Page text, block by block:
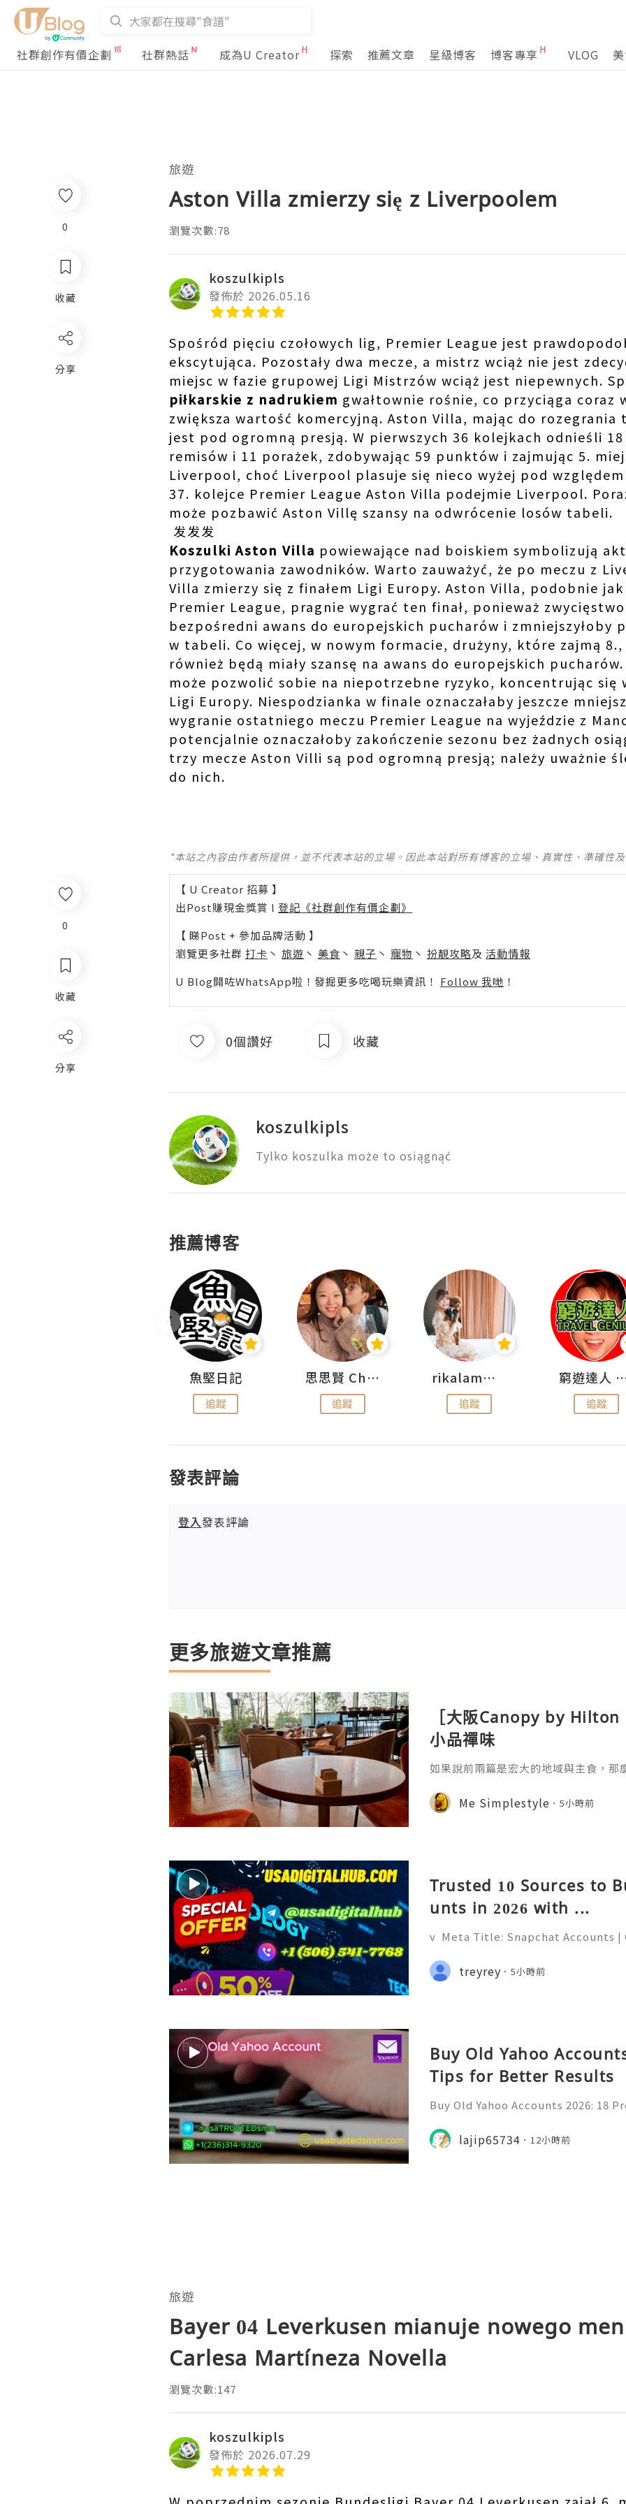
社群創作有價企劃 社群熱話 成為U Creator 探索 推薦文章 星級博客 博客專享 VLOG
0
收藏
分享
旅遊
Aston Villa zmierzy się z Liverpoolem
瀏覽次數:78
koszulkipls
發佈於 2026.05.16
Spośród pięciu czołowych lig, Premier League jest
ekscytująca. Pozostały dwa mecze, a mistrz wciąż nie jest
miejsc w fazie grupowej Ligi Mistrzów wciąż jest niepewnych.
piłkarskie z nadrukiem gwałtownie rośnie, co przyciąga coraz
zwiększa wartość komercyjną. Aston Villa, mając do rozegrania
jest pod ogromną presją. W pierwszych 36 kolejkach odnieśli
remisów i 11 porażek, zdobywając 59 punktów i zajmując 5.
Liverpool, choć Liverpool plasuje się nieco wyżej pod
37. kolejce Premier League Aston Villa podejmie Liverpool.
może pozbawić Aston Villę szansy na odwrócenie losów tabeli.
发发发
Koszulki Aston Villa powiewające nad boiskiem symbolizują
przygotowania zawodników. Warto zauważyć, że po meczu z
Villa zmierzy się z finałem Ligi Europy. Aston Villa, podobnie
Premier League, pragnie wygrać ten finał, ponieważ
bezpośredni awans do europejskich pucharów i zmniejszyłoby
w tabeli. Co więcej, w nowym formacie, drużyny, które zajmą
również będą miały szansę na awans do europejskich
może pozwolić sobie na niepotrzebne ryzyko, koncentrując się
Ligi Europy. Niespodzianka w finale oznaczałaby jeszcze
wygranie ostatniego meczu Premier League na wyjeździe z
potencjalnie oznaczałoby zakończenie sezonu bez żadnych
trzy mecze Aston Villi są pod ogromną presją; należy uważnie
do nich.
*本站之內容由作者所提供，並不代表本站的立場。因此本站對所有博客的立場、真實性、準確性
【 U Creator 招募 】
出Post賺現金獎賞 l 登記《社群創作有價企劃》
【 睇Post + 參加品牌活動 】
瀏覽更多社群 打卡 丶 旅遊 丶 美食 丶 親子 丶 寵物 丶 扮靚攻略及 活動情報
U Blog開咗WhatsApp啦！發掘更多吃喝玩樂資訊！ Follow 我哋 ！
0個讚好 收藏
koszulkipls
Tylko koszulka może to osiągnąć
推薦博客
魚堅日記
追蹤
思思賢 ChillMyBabe
追蹤
rikalammm
追蹤
窮遊達人
追蹤
發表評論
登入發表評論
更多旅遊文章推薦
［大阪Canopy by Hilton
小品禪味
如果說前兩篇是宏大的地域與主食，那
司，是極其講究時間與溫度的科學。日
黃凝固溫度不同——在恆溫 60-65℃ 的
Me Simplestyle 5小時前
Trusted 10 Sources to
unts in 2026 with ...
v Meta Title: Snapchat Accounts |
eliable 24/7 Customer Support
(506) 541-7768
treyrey 5小時前
Buy Old Yahoo
Tips for Better Results
Buy Old Yahoo Accounts 2026: 18
messages, professional
projects, subscriptio
lajip65734 12小時前
0
收藏
分享
旅遊
Bayer 04 Leverkusen mianuje nowego
Carlesa Martíneza Novella
瀏覽次數:147
koszulkipls
發佈於 2026.07.29